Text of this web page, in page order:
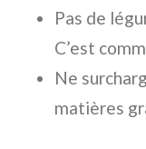
Pas de
C’est
Ne
matières